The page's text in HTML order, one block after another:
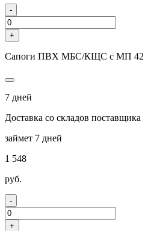
-
+
Сапоги ПВХ МБС/КЩС с МП 42
7 дней
Доставка со складов поставщика
займет 7 дней
1 548
руб.
-
+